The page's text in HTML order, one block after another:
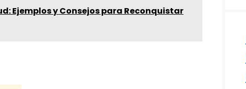
Ejemplos y Consejos para Reconquistar